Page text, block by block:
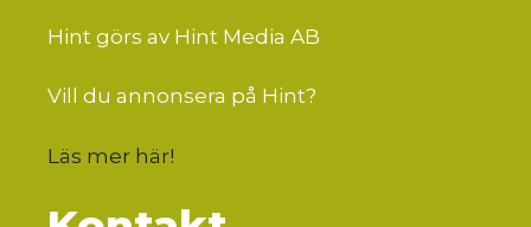
Hint görs av Hint Media AB
Vill du annonsera på Hint?
Läs mer här!